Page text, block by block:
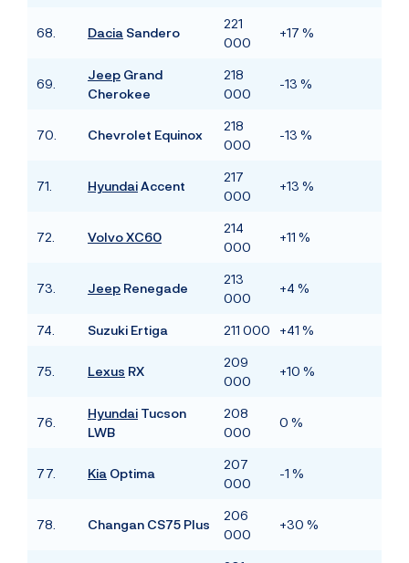
68. Dacia Sandero
221
000
+17 %
69.
Jeep Grand
Cherokee
218
000
-13 %
70. Chevrolet Equinox
218
000
-13 %
71. HyundaiAccent
217
000
+13 %
72. Volvo XC60
214
000
+11 %
73. Jeep Renegade
213
000
+4 %
74. Suzuki Ertiga 211 000 +41 %
75. Lexus RX
209
000
+10 %
76.
Hyundai Tucson
LWB
208
000
0 %
77. Kia Optima
207
000
-1 %
78. Changan CS75 Plus
206
000
+30 %